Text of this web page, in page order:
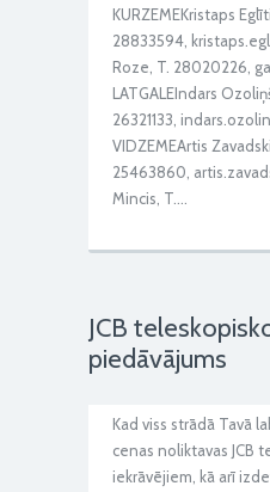
KURZEMEKristaps
28833594,
Roze, T. 28020226,
LATGALEIndars
26321133,
VIDZEMEArtis
25463860,
Mincis, T….
JCB
piedāvājums
Kad viss strādā Tavā
cenas noliktavas JCB
iekrāvējiem, kā arī